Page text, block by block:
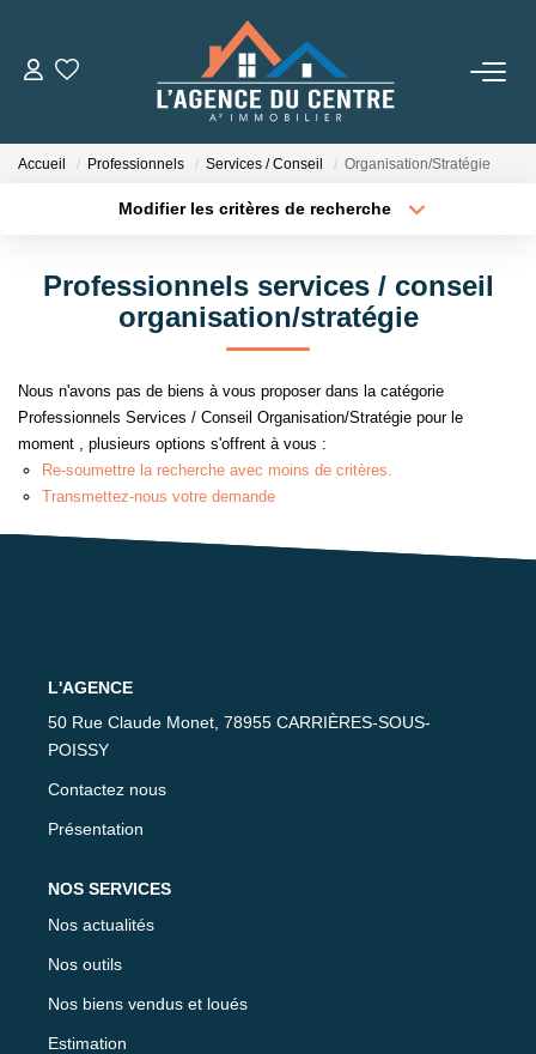
VENTES
Nos Conseils
Estimation
L' AGENCE
Qui Sommes Nous
Accueil Professionnels Services / Conseil Organisation/Stratégie
Modifier les critères de recherche
Type de bien
Budget max Plus de critères
Professionnels services / conseil
organisation/stratégie
Nous n'avons pas de biens à vous proposer dans la catégorie
Professionnels Services / Conseil Organisation/Stratégie pour le
moment , plusieurs options s'offrent à vous :
Re-soumettre la recherche avec moins de critères.
Transmettez-nous votre demande
L'AGENCE
50 Rue Claude Monet, 78955 CARRIÈRES-SOUS-
POISSY
Contactez nous
Présentation
NOS SERVICES
Nos actualités
Nos outils
Nos biens vendus et loués
Estimation